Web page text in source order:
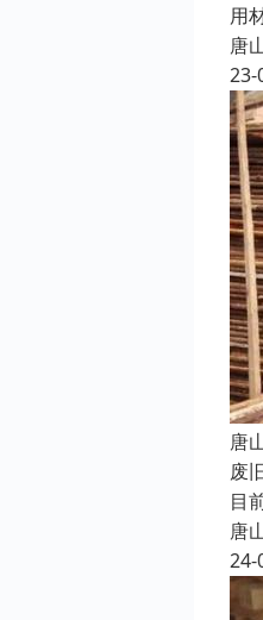
用
唐
23-
唐
废
目
唐
24-